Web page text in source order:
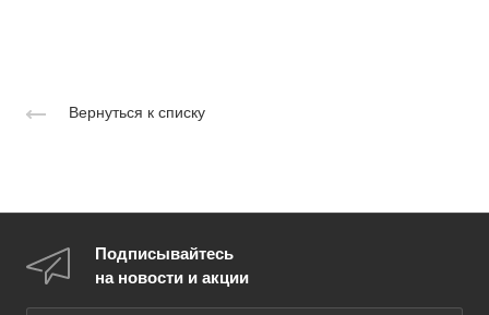
Вернуться к списку
Подписывайтесь
на новости и акции